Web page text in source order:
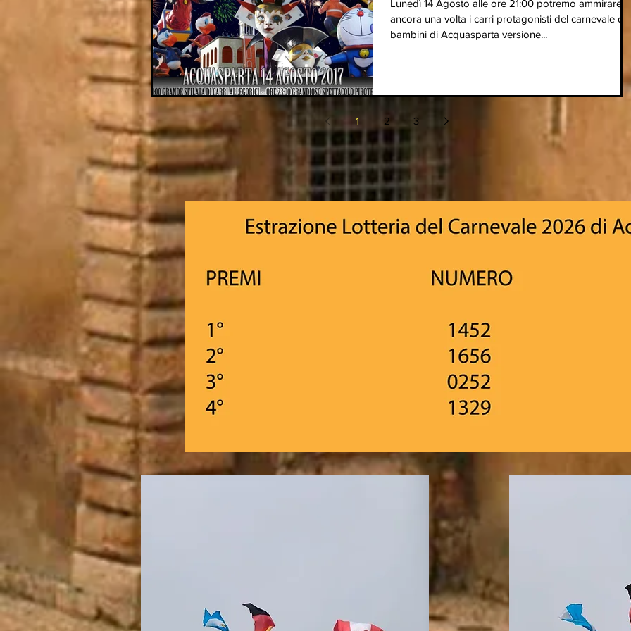
Lunedì 14 Agosto alle ore 21:00 potremo ammirare
ancora una volta i carri protagonisti del carnevale dei
bambini di Acquasparta versione...
1 2 3